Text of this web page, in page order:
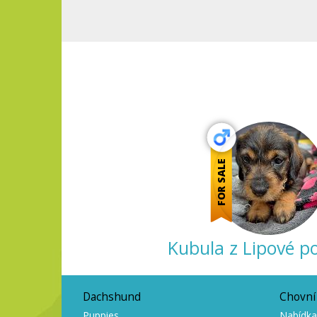
FOR SALE
Kubula z Lipové
Dachshund